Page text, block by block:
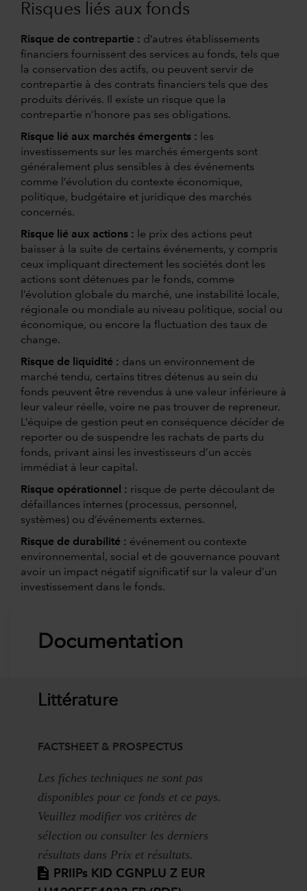
Risques liés aux fonds
Risque de contrepartie : d’autres établissements
financiers fournissent des services au fonds, tels que
la conservation des actifs, ou peuvent servir de
contrepartie à des contrats financiers tels que des
produits dérivés. Il existe un risque que la
contrepartie n’honore pas ses obligations.
Risque lié aux marchés émergents : les
investissements sur les marchés émergents sont
généralement plus sensibles à des événements
comme l’évolution du contexte économique,
politique, budgétaire et juridique des marchés
concernés.
Risque lié aux actions : le prix des actions peut
baisser à la suite de certains événements, y compris
ceux impliquant directement les sociétés dont les
actions sont détenues par le fonds, comme
l’évolution globale du marché, une instabilité locale,
régionale ou mondiale au niveau politique, social ou
économique, ou encore la fluctuation des taux de
change.
Risque de liquidité : dans un environnement de
marché tendu, certains titres détenus au sein du
fonds peuvent être revendus à une valeur inférieure à
leur valeur réelle, voire ne pas trouver de repreneur.
L’équipe de gestion peut en conséquence décider de
reporter ou de suspendre les rachats de parts du
fonds, privant ainsi les investisseurs d’un accès
immédiat à leur capital.
Risque opérationnel : risque de perte découlant de
défaillances internes (processus, personnel,
systèmes) ou d’événements externes.
Risque de durabilité : événement ou contexte
environnemental, social et de gouvernance pouvant
avoir un impact négatif significatif sur la valeur d’un
investissement dans le fonds.
Documentation
Littérature
FACTSHEET & PROSPECTUS
Les fiches techniques ne sont pas
disponibles pour ce fonds et ce pays.
Veuillez modifier vos critères de
sélection ou consulter les derniers
résultats dans Prix et résultats.
PRIIPs KID CGNPLU Z EUR